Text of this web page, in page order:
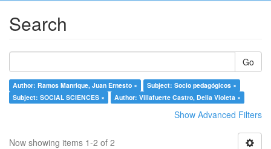
Search
Go
Author: Ramos Manrique, Juan Ernesto ×
Subject: Socio pedagógicos ×
Subject: SOCIAL SCIENCES ×
Author: Villafuerte Castro, Delia Violeta ×
Show Advanced Filters
Now showing items 1-2 of 2